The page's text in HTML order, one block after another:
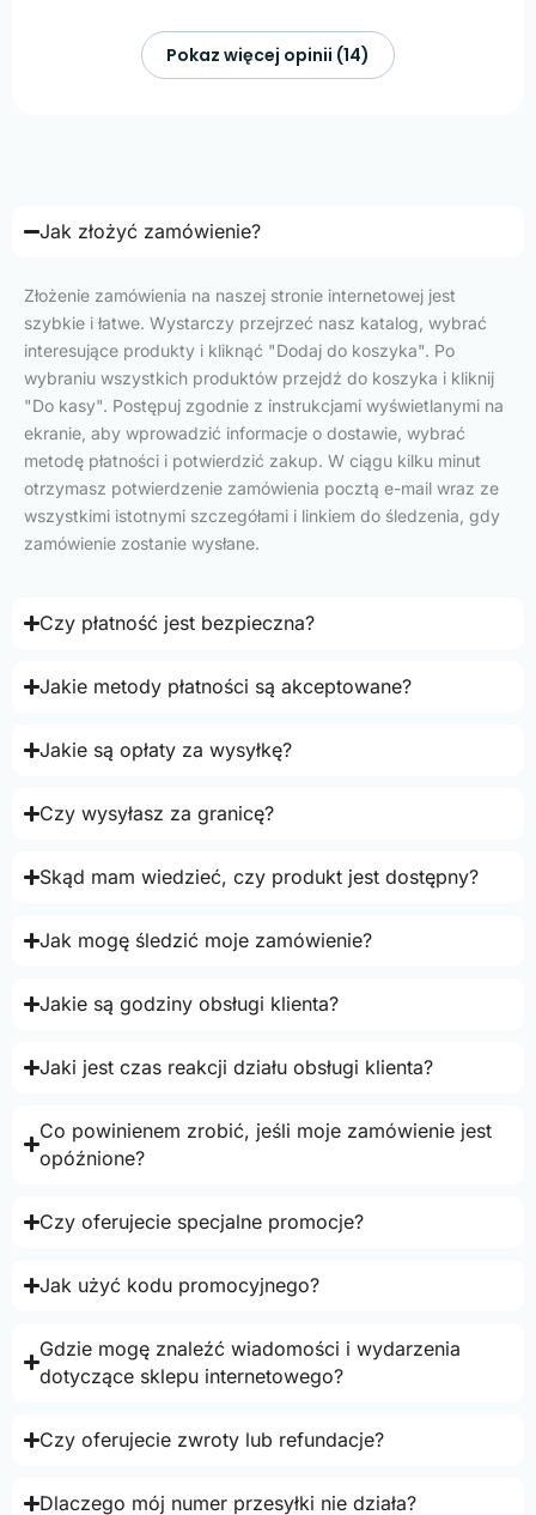
Pokaz więcej opinii (14)
Jak złożyć zamówienie?
Złożenie zamówienia na naszej stronie internetowej jest
szybkie i łatwe. Wystarczy przejrzeć nasz katalog, wybrać
interesujące produkty i kliknąć "Dodaj do koszyka". Po
wybraniu wszystkich produktów przejdź do koszyka i kliknij
"Do kasy". Postępuj zgodnie z instrukcjami wyświetlanymi na
ekranie, aby wprowadzić informacje o dostawie, wybrać
metodę płatności i potwierdzić zakup. W ciągu kilku minut
otrzymasz potwierdzenie zamówienia pocztą e-mail wraz ze
wszystkimi istotnymi szczegółami i linkiem do śledzenia, gdy
zamówienie zostanie wysłane.
Czy płatność jest bezpieczna?
Jakie metody płatności są akceptowane?
Jakie są opłaty za wysyłkę?
Czy wysyłasz za granicę?
Skąd mam wiedzieć, czy produkt jest dostępny?
Jak mogę śledzić moje zamówienie?
Jakie są godziny obsługi klienta?
Jaki jest czas reakcji działu obsługi klienta?
Co powinienem zrobić, jeśli moje zamówienie jest
opóźnione?
Czy oferujecie specjalne promocje?
Jak użyć kodu promocyjnego?
Gdzie mogę znaleźć wiadomości i wydarzenia
dotyczące sklepu internetowego?
Czy oferujecie zwroty lub refundacje?
Dlaczego mój numer przesyłki nie działa?